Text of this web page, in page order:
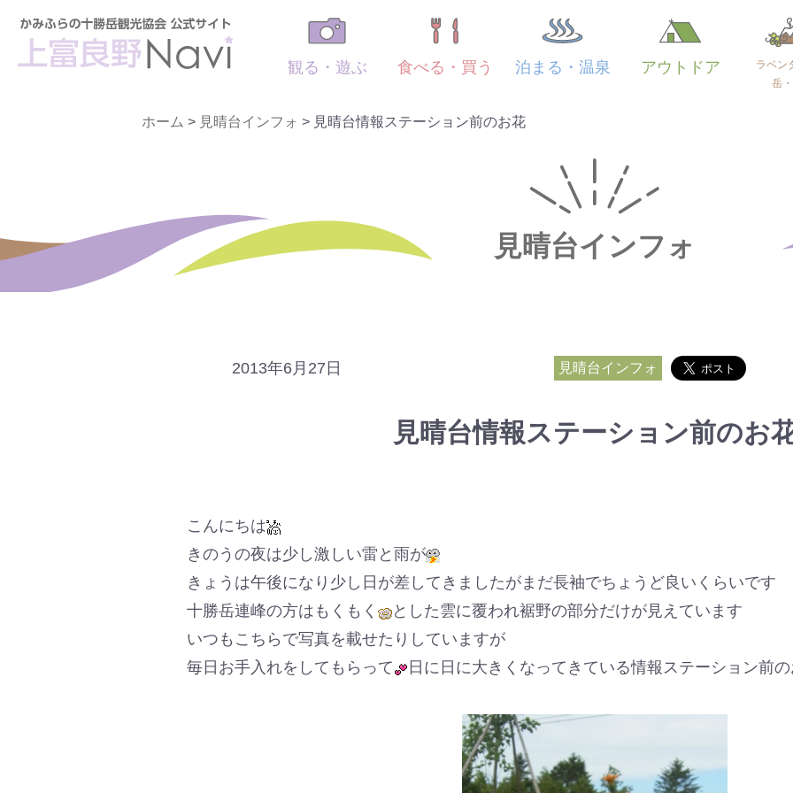
観る・遊ぶ 食べる・買う 泊まる・温泉 アウトドア
ラベン
岳
ホーム > 見晴台インフォ > 見晴台情報ステーション前のお花
見晴台インフォ
2013年6月27日 見晴台インフォ
見晴台情報ステーション前のお
こんにちは
きのうの夜は少し激しい雷と雨が
きょうは午後になり少し日が差してきましたがまだ長袖でちょうど良いくらいです
十勝岳連峰の方はもくもく
とした雲に覆われ裾野の部分だけが見えています
いつもこちらで写真を載せたりしていますが
毎日お手入れをしてもらって
日に日に大きくなってきている情報ステーション前